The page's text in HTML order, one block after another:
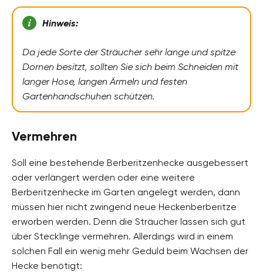
Hinweis:
Da jede Sorte der Sträucher sehr lange und spitze
Dornen besitzt, sollten Sie sich beim Schneiden mit
langer Hose, langen Ärmeln und festen
Gartenhandschuhen schützen.
Vermehren
Soll eine bestehende Berberitzenhecke ausgebessert
oder verlängert werden oder eine weitere
Berberitzenhecke im Garten angelegt werden, dann
müssen hier nicht zwingend neue Heckenberberitze
erworben werden. Denn die Sträucher lassen sich gut
über Stecklinge vermehren. Allerdings wird in einem
solchen Fall ein wenig mehr Geduld beim Wachsen der
Hecke benötigt: